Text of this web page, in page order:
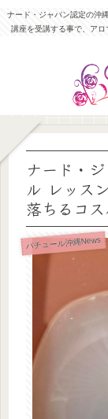
ナード・ジャパン認定の沖
講座を受講する事で、アロ
ナード・
ル レッス
落ちるコ
パチュール沖縄News